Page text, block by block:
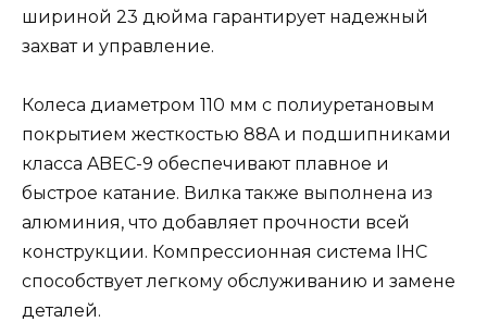
шириной 23 дюйма гарантирует надежный
захват и управление.
Колеса диаметром 110 мм с полиуретановым
покрытием жесткостью 88A и подшипниками
класса ABEC-9 обеспечивают плавное и
быстрое катание. Вилка также выполнена из
алюминия, что добавляет прочности всей
конструкции. Компрессионная система IHC
способствует легкому обслуживанию и замене
деталей.